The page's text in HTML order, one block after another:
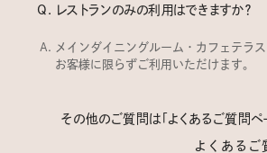
レストランのみの利用はできますか？
メインダイニングルーム・カフェテラ
お客様に限らずご利用いただけます。
その他のご質問は「よくあるご質問ペ
よくあるご